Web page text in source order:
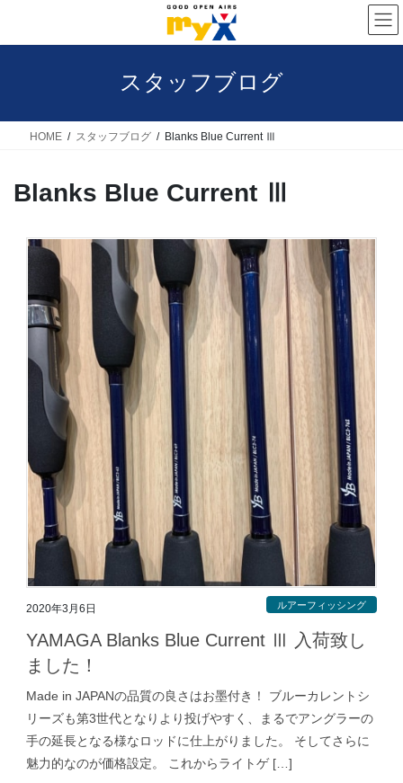
スタッフブログ
HOME スタッフブログ Blanks Blue Current Ⅲ
Blanks Blue Current Ⅲ
2020年3月6日 ルアーフィッシング
YAMAGA Blanks Blue Current Ⅲ 入荷致し
ました！
Made in JAPANの品質の良さはお墨付き！ ブルーカレントシ
リーズも第3世代となりより投げやすく、まるでアングラーの
手の延長となる様なロッドに仕上がりました。 そしてさらに
魅力的なのが価格設定。 これからライトゲ […]